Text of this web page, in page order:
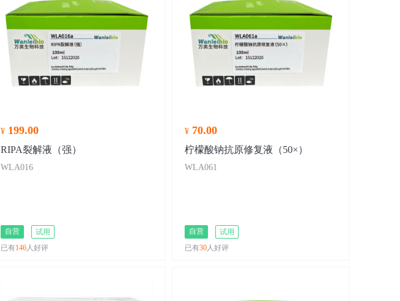
¥ 199.00
RIPA裂解液（强）
WLA016
自营
试用
已有146人好评
¥ 70.00
柠檬酸钠抗原修复液（50×）
WLA061
自营
试用
已有30人好评